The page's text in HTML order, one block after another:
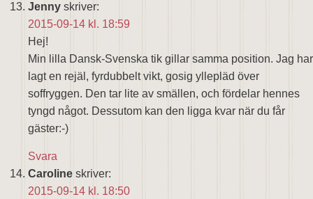
Jenny skriver:
2015-09-14 kl. 18:59
Hej!
Min lilla Dansk-Svenska tik gillar samma position. Jag har
lagt en rejäl, fyrdubbelt vikt, gosig yllepläd över
soffryggen. Den tar lite av smällen, och fördelar hennes
tyngd något. Dessutom kan den ligga kvar när du får
gäster:-)
Svara
Caroline skriver:
2015-09-14 kl. 18:50